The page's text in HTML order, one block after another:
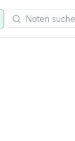
Suchen